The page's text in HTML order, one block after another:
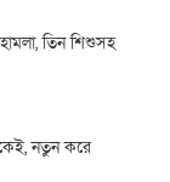
তিন শিশুসহ
নতুন করে